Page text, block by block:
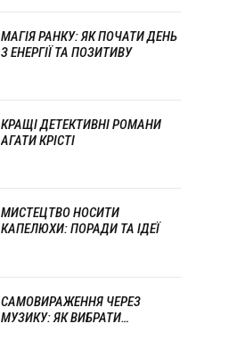
МАГІЯ РАНКУ: ЯК ПОЧАТИ ДЕНЬ
З ЕНЕРГІЇ ТА ПОЗИТИВУ
КРАЩІ ДЕТЕКТИВНІ РОМАНИ
АГАТИ КРІСТІ
МИСТЕЦТВО НОСИТИ
КАПЕЛЮХИ: ПОРАДИ ТА ІДЕЇ
САМОВИРАЖЕННЯ ЧЕРЕЗ
МУЗИКУ: ЯК ВИБРАТИ